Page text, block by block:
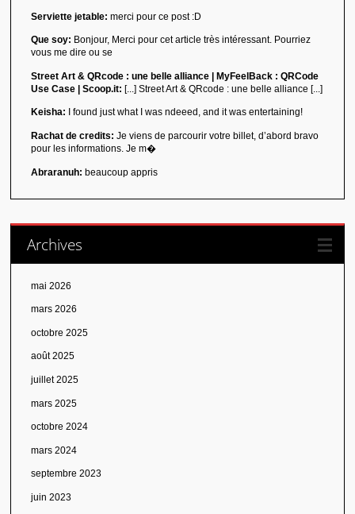
Serviette jetable: merci pour ce post :D
Que soy: Bonjour, Merci pour cet article très intéressant. Pourriez
vous me dire ou se
Street Art & QRcode : une belle alliance | MyFeelBack : QRCode
Use Case | Scoop.it: [...] Street Art & QRcode : une belle alliance [...]
Keisha: I found just what I was ndeeed, and it was entertaining!
Rachat de credits: Je viens de parcourir votre billet, d’abord bravo
pour les informations. Je m�
Abraranuh: beaucoup appris
Archives
mai 2026
mars 2026
octobre 2025
août 2025
juillet 2025
mars 2025
octobre 2024
mars 2024
septembre 2023
juin 2023